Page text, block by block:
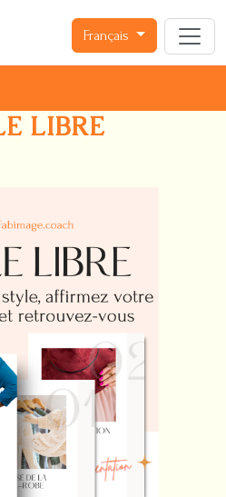
Français
LIBRE